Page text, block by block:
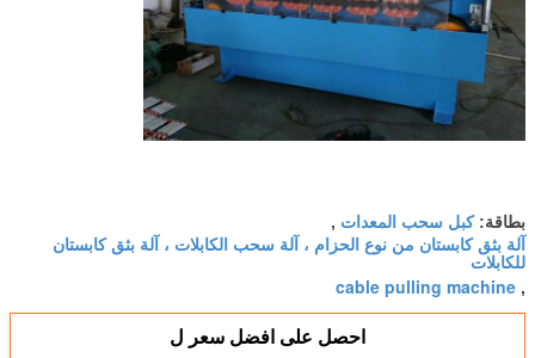
بطاقة:كبل سحب المعدات ,
آلة بثق كابستان من نوع الحزام ، آلة سحب الكابلات ، آلة بثق كابستان
للكابلات
,
cable pulling machine
احصل على افضل سعر ل